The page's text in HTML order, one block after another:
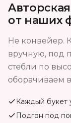
от наших
Не конвейер.
вручную, под
стебли по
оборачиваем
Каждый букет
Подгон под